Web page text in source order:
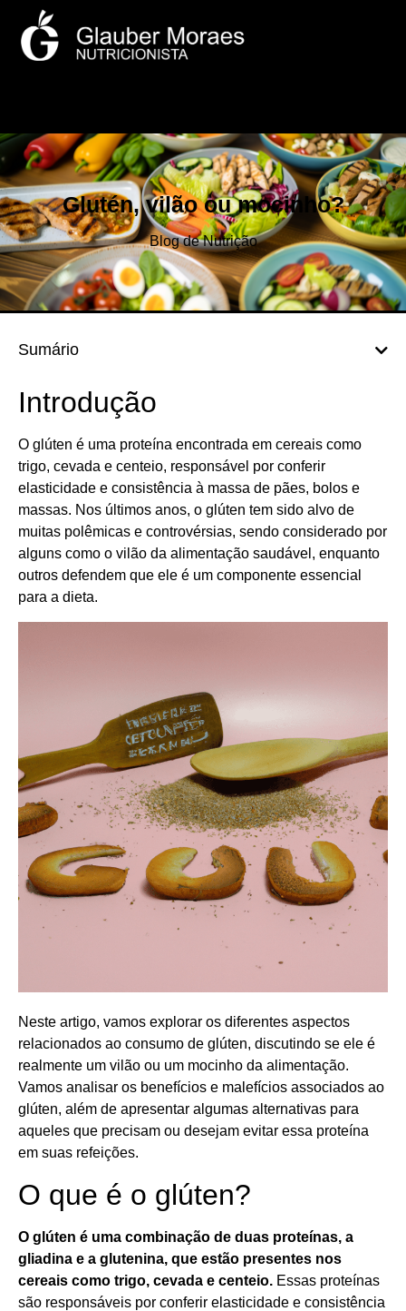
Glutén, vilão ou mocinho?
Blog de Nutrição
Sumário
Introdução
O glúten é uma proteína encontrada em cereais como
trigo, cevada e centeio, responsável por conferir
elasticidade e consistência à massa de pães, bolos e
massas. Nos últimos anos, o glúten tem sido alvo de
muitas polêmicas e controvérsias, sendo considerado por
alguns como o vilão da alimentação saudável, enquanto
outros defendem que ele é um componente essencial
para a dieta.
Neste artigo, vamos explorar os diferentes aspectos
relacionados ao consumo de glúten, discutindo se ele é
realmente um vilão ou um mocinho da alimentação.
Vamos analisar os benefícios e malefícios associados ao
glúten, além de apresentar algumas alternativas para
aqueles que precisam ou desejam evitar essa proteína
em suas refeições.
O que é o glúten?
O glúten é uma combinação de duas proteínas, a
gliadina e a glutenina, que estão presentes nos
cereais como trigo, cevada e centeio. Essas proteínas
são responsáveis por conferir elasticidade e consistência